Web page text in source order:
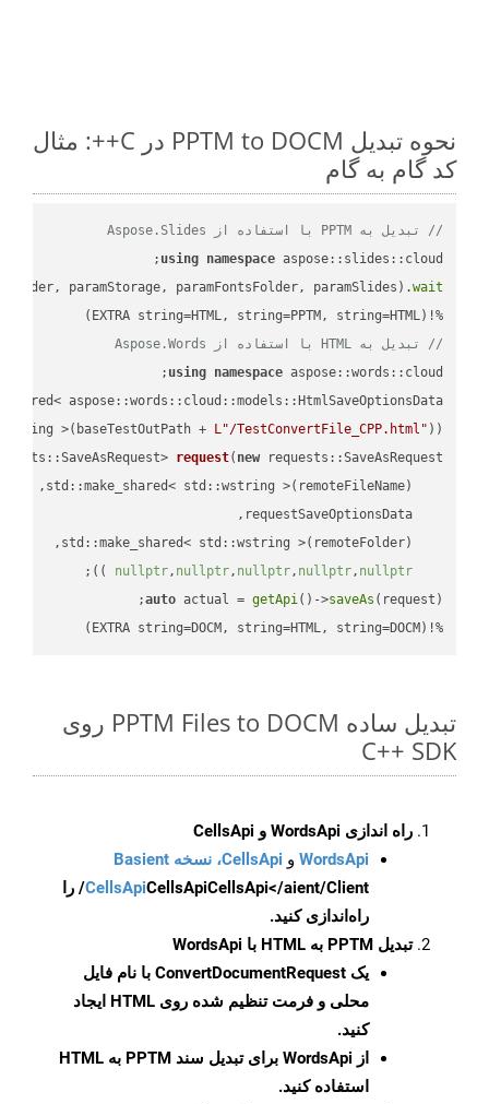
نحوه تبدیل PPTM to DOCM در C++: مثال
کد گام به گام
// تبدیل به PPTM با استفاده از Aspose.Slides
using namespace
paramStorage, paramFontsFolder, paramSlides).wait
%!(EXTRA string=HTML, string=PPTM, string=HTML)
// تبدیل به HTML با استفاده از Aspose.Words
using namespace aspose::words::cloud;
>(baseTestOutPath + L"/TestConvertFile_CPP.html" ));
request( new
nullptr, nullptr, nullptr, nullptr, nullptr
))
;
auto actual = getApi()->saveAs
%!(EXTRA string=DOCM, string=HTML, string=DOCM)
تبدیل ساده PPTM Files to DOCM روی
C++ SDK
راه اندازی WordsApi و CellsApi
WordsApi و CellsApi، نسخه Basient
CellsApiCellsApi
CellsApi</aient/Client/ را
راه‌اندازی کنید.
تبدیل PPTM به HTML با WordsApi
یک ConvertDocumentRequest با نام فایل
محلی و فرمت تنظیم شده روی HTML ایجاد
کنید.
از WordsApi برای تبدیل سند PPTM به HTML
استفاده کنید.